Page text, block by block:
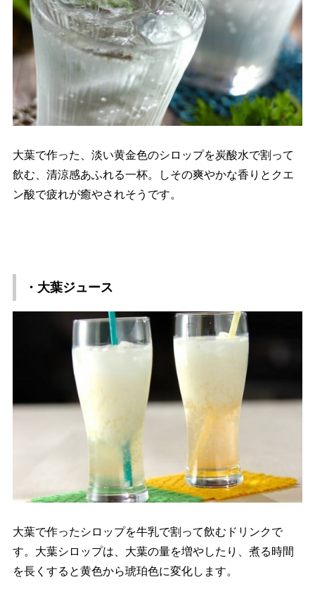
大葉で作った、淡い黄金色のシロップを炭酸水で割って
飲む、清涼感あふれる一杯。しその爽やかな香りとクエ
ン酸で疲れが癒やされそうです。
・大葉ジュース
大葉で作ったシロップを牛乳で割って飲むドリンクで
す。大葉シロップは、大葉の量を増やしたり、煮る時間
を長くすると黄色から琥珀色に変化します。